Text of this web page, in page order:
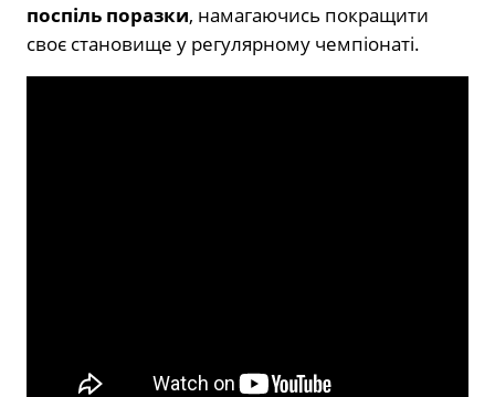
поспіль поразки, намагаючись покращити
своє становище у регулярному чемпіонаті.